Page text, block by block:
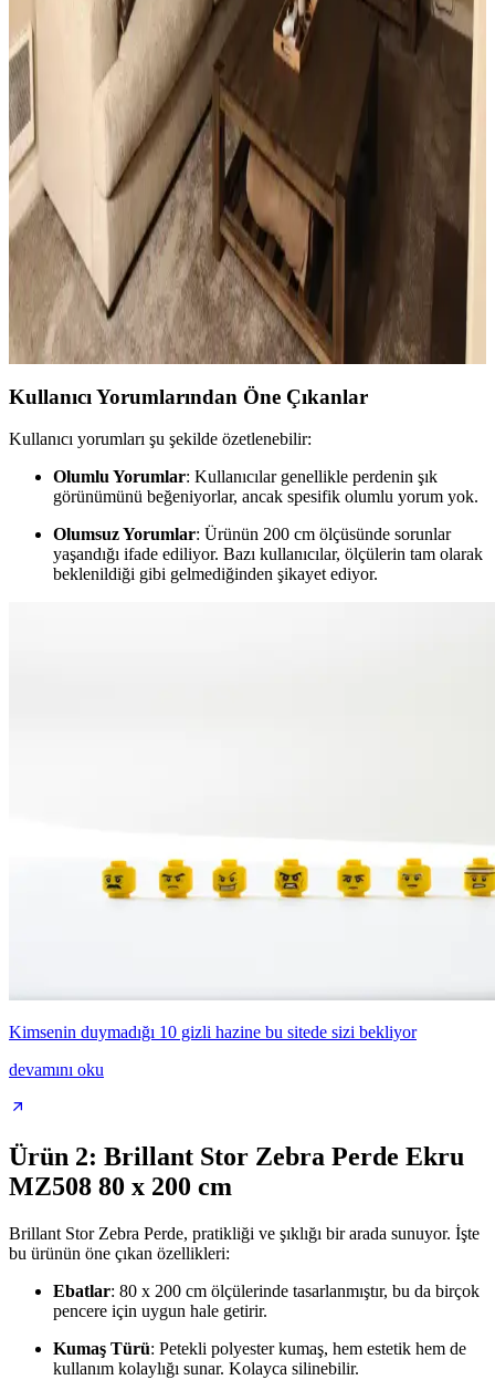
belirler. Doğru renk ve malzeme tercihleri mekana sıcaklık ve uyum
katar.
Ev Dekorasyonunda Küçük Dokunuşlarla
Mekanların Kişisel ve Estetik Dönüşümü
Ev dekorasyonunda aydınlatma, halı, sanat eserleri ve mobilya
uyumu gibi küçük ama etkili dokunuşlar, mekanların kişisel ve
estetik görünümünü önemli ölçüde değiştirir.
Küçük Oturma Odası Dekorasyonunda Denge ve
Katmanlama Teknikleriyle Alanı Genişletme
Küçük oturma odalarında perde, aydınlatma, mobilya ve dekorasyon
seçimleriyle denge ve katmanlama sağlanarak alan görsel olarak
genişletilir ve fonksiyonellik artırılır.
Kullanıcı Yorumlarından Öne Çıkanlar
Kullanıcı yorumları şu şekilde özetlenebilir:
Olumlu Yorumlar: Kullanıcılar genellikle perdenin şık
görünümünü beğeniyorlar, ancak spesifik olumlu yorum yok.
Olumsuz Yorumlar: Ürünün 200 cm ölçüsünde sorunlar
yaşandığı ifade ediliyor. Bazı kullanıcılar, ölçülerin tam olarak
beklenildiği gibi gelmediğinden şikayet ediyor.
Kimsenin duymadığı 10 gizli hazine bu sitede sizi bekliyor
devamını oku
Ürün 2: Brillant Stor Zebra Perde Ekru
MZ508 80 x 200 cm
Brillant Stor Zebra Perde, pratikliği ve şıklığı bir arada sunuyor. İşte
bu ürünün öne çıkan özellikleri:
Ebatlar: 80 x 200 cm ölçülerinde tasarlanmıştır, bu da birçok
pencere için uygun hale getirir.
Kumaş Türü: Petekli polyester kumaş, hem estetik hem de
kullanım kolaylığı sunar. Kolayca silinebilir.